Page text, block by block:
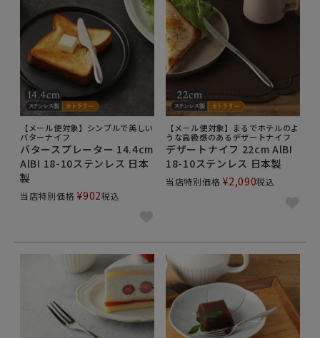
【メール便対象】シンプルで美しい
バターナイフ
バタースプレーター 14.4cm
AlBI 18-10ステンレス 日本
製
当店特別価格 ¥902税込
【メール便対象】まるでホテルのよ
うな高級感のあるデザートナイフ
デザートナイフ 22cm AlBI
18-10ステンレス 日本製
当店特別価格 ¥2,090税込